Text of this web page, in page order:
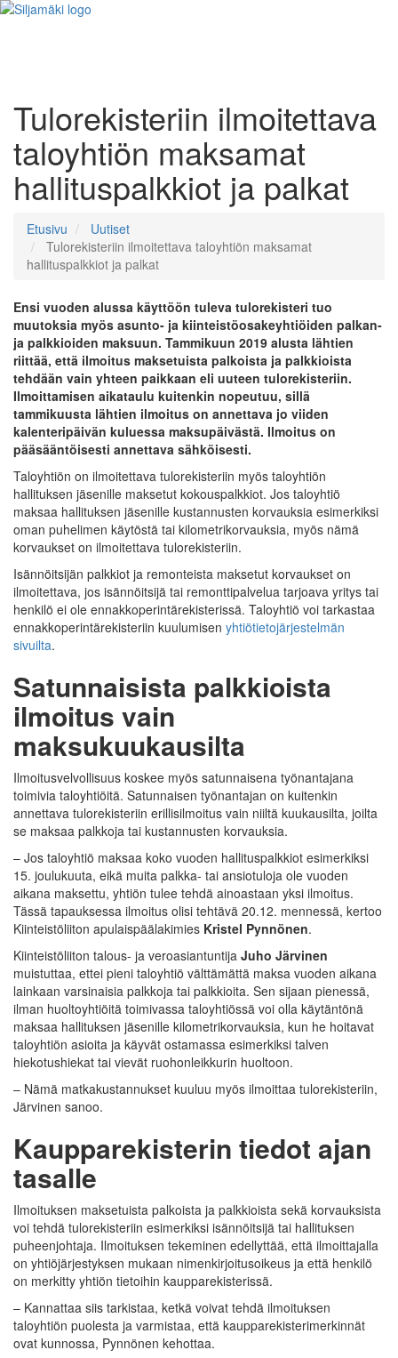
Tulorekisteriin ilmoitettava
taloyhtiön maksamat
hallituspalkkiot ja palkat
Etusivu
Uutiset
Tulorekisteriin ilmoitettava taloyhtiön maksamat
hallituspalkkiot ja palkat
Ensi vuoden alussa käyttöön tuleva tulorekisteri tuo
muutoksia myös asunto- ja kiinteistöosakeyhtiöiden palkan-
ja palkkioiden maksuun. Tammikuun 2019 alusta lähtien
riittää, että ilmoitus maksetuista palkoista ja palkkioista
tehdään vain yhteen paikkaan eli uuteen tulorekisteriin.
Ilmoittamisen aikataulu kuitenkin nopeutuu, sillä
tammikuusta lähtien ilmoitus on annettava jo viiden
kalenteripäivän kuluessa maksupäivästä. Ilmoitus on
pääsääntöisesti annettava sähköisesti.
Taloyhtiön on ilmoitettava tulorekisteriin myös taloyhtiön
hallituksen jäsenille maksetut kokouspalkkiot. Jos taloyhtiö
maksaa hallituksen jäsenille kustannusten korvauksia esimerkiksi
oman puhelimen käytöstä tai kilometrikorvauksia, myös nämä
korvaukset on ilmoitettava tulorekisteriin.
Isännöitsijän palkkiot ja remonteista maksetut korvaukset on
ilmoitettava, jos isännöitsijä tai remonttipalvelua tarjoava yritys tai
henkilö ei ole ennakkoperintärekisterissä. Taloyhtiö voi tarkastaa
ennakkoperintärekisteriin kuulumisen yhtiötietojärjestelmän
sivuilta.
Satunnaisista palkkioista
ilmoitus vain
maksukuukausilta
Ilmoitusvelvollisuus koskee myös satunnaisena työnantajana
toimivia taloyhtiöitä. Satunnaisen työnantajan on kuitenkin
annettava tulorekisteriin erillisilmoitus vain niiltä kuukausilta, joilta
se maksaa palkkoja tai kustannusten korvauksia.
– Jos taloyhtiö maksaa koko vuoden hallituspalkkiot esimerkiksi
15. joulukuuta, eikä muita palkka- tai ansiotuloja ole vuoden
aikana maksettu, yhtiön tulee tehdä ainoastaan yksi ilmoitus.
Tässä tapauksessa ilmoitus olisi tehtävä 20.12. mennessä, kertoo
Kiinteistöliiton apulaispäälakimies Kristel Pynnönen.
Kiinteistöliiton talous- ja veroasiantuntija Juho Järvinen
muistuttaa, ettei pieni taloyhtiö välttämättä maksa vuoden aikana
lainkaan varsinaisia palkkoja tai palkkioita. Sen sijaan pienessä,
ilman huoltoyhtiöitä toimivassa taloyhtiössä voi olla käytäntönä
maksaa hallituksen jäsenille kilometrikorvauksia, kun he hoitavat
taloyhtiön asioita ja käyvät ostamassa esimerkiksi talven
hiekotushiekat tai vievät ruohonleikkurin huoltoon.
– Nämä matkakustannukset kuuluu myös ilmoittaa tulorekisteriin,
Järvinen sanoo.
Kaupparekisterin tiedot ajan
tasalle
Ilmoituksen maksetuista palkoista ja palkkioista sekä korvauksista
voi tehdä tulorekisteriin esimerkiksi isännöitsijä tai hallituksen
puheenjohtaja. Ilmoituksen tekeminen edellyttää, että ilmoittajalla
on yhtiöjärjestyksen mukaan nimenkirjoitusoikeus ja että henkilö
on merkitty yhtiön tietoihin kaupparekisterissä.
– Kannattaa siis tarkistaa, ketkä voivat tehdä ilmoituksen
taloyhtiön puolesta ja varmistaa, että kaupparekisterimerkinnät
ovat kunnossa, Pynnönen kehottaa.